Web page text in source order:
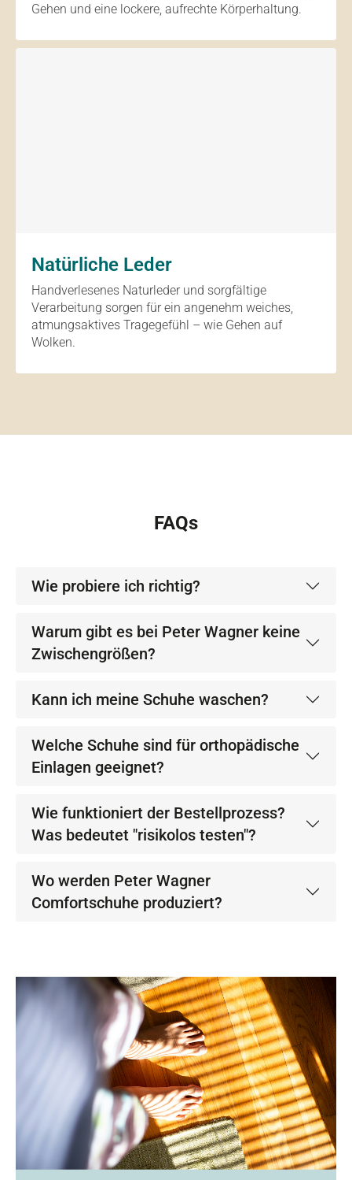
Gehen und eine lockere, aufrechte Körperhaltung.
Natürliche Leder
Handverlesenes Naturleder und sorgfältige
Verarbeitung sorgen für ein angenehm weiches,
atmungsaktives Tragegefühl – wie Gehen auf
Wolken.
FAQs
Wie probiere ich richtig?
Warum gibt es bei Peter Wagner keine
Zwischengrößen?
Kann ich meine Schuhe waschen?
Welche Schuhe sind für orthopädische
Einlagen geeignet?
Wie funktioniert der Bestellprozess?
Was bedeutet "risikolos testen"?
Wo werden Peter Wagner
Comfortschuhe produziert?